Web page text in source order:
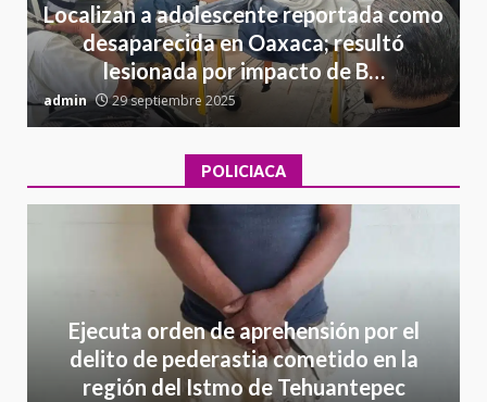
Localizan a adolescente reportada como
desaparecida en Oaxaca; resultó
lesionada por impacto de B…
admin 29 septiembre 2025
POLICIACA
Ejecuta orden de aprehensión por el
delito de pederastia cometido en la
región del Istmo de Tehuantepec